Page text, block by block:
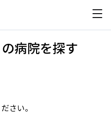
病院を探す
さい。